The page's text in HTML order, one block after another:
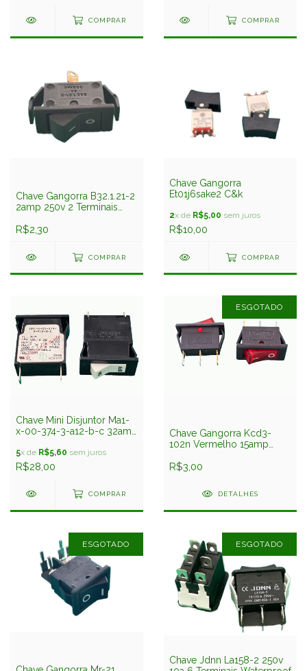
COMPRAR COMPRAR
Chave Gangorra B32.1.21-2
2amp 250v 2 Terminais
R$2,30
COMPRAR
Chave Gangorra
Et01j6sake2 C&k
2x de R$5,00 sem juros
R$10,00
COMPRAR
Chave Mini Disjuntor Ma1-
x-00-374-3-a12-b-c 32amp
5x de R$5,60 sem juros
R$28,00
COMPRAR
ESGOTADO
Chave Gangorra Kcd3-
102n Vermelho 15amp
R$3,00
DETALHES
ESGOTADO ESGOTADO
Chave Jdnn La158-2 250v